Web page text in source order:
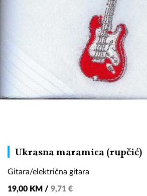
Ukrasna maramica (rupčić)
Gitara/električna gitara
19,00 KM / 9,71 €